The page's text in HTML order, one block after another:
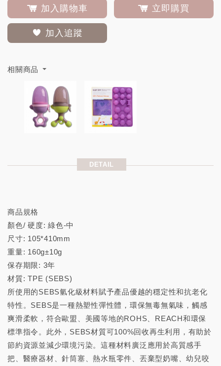
加入購物車 立即購買
加入追蹤
相關商品
DETAIL
商品規格
顏色/ 硬度: 綠色-中
尺寸: 105*410mm
重量: 160g±10g
保存期限: 3年
材質: TPE (SEBS)
所使用的SEBS氫化級材料賦予產品優越的穩定性和抗老化
特性。SEBS是一種熱塑性彈性體，環保無毒無氣味，觸感
爽滑柔軟，符合歐盟、美國等地的ROHS、REACH和環保
標準指令。此外，SEBS材質可100%回收再生利用，有助於
節約資源並減少環境污染。這種材料廣泛應用於高質感手
把、醫療器材、針筒塞、熱水瓶零件、丟棄型奶嘴、幼兒咬